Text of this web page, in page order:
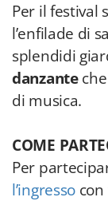
Per il festival
l’enfilade di
splendidi
danzanteche
di musica.
COME
Per
l’ingresso